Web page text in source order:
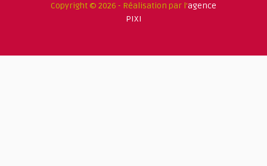
Copyright © 2026 - Réalisation par l'agence
PIXI